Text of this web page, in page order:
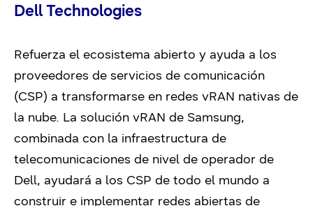
Dell Technologies
Refuerza el ecosistema abierto y ayuda a los
proveedores de servicios de comunicación
(CSP) a transformarse en redes vRAN nativas de
la nube. La solución vRAN de Samsung,
combinada con la infraestructura de
telecomunicaciones de nivel de operador de
Dell, ayudará a los CSP de todo el mundo a
construir e implementar redes abiertas de